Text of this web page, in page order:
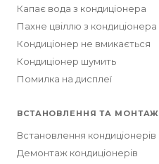
Капає вода з кондиціонера
Пахне цвіллю з кондиціонера
Кондиціонер не вмикається
Кондиціонер шумить
Помилка на дисплеї
ВСТАНОВЛЕННЯ ТА МОНТАЖ
Встановлення кондиціонерів
Демонтаж кондиціонерів